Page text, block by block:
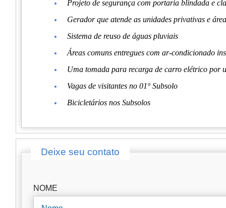
Projeto de segurança com portaria blindada e
Gerador que atende as unidades privativas e
Sistema de reuso de águas pluviais
Áreas comuns entregues com ar-condicionado
Uma tomada para recarga de carro elétrico por
Vagas de visitantes no 01° Subsolo
Bicicletários nos Subsolos
Deixe seu contato
NOME